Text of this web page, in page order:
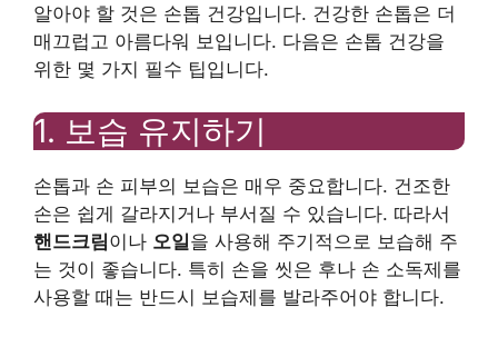
알아야 할 것은 손톱 건강입니다. 건강한 손톱은 더
매끄럽고 아름다워 보입니다. 다음은 손톱 건강을
위한 몇 가지 필수 팁입니다.
1. 보습 유지하기
손톱과 손 피부의 보습은 매우 중요합니다. 건조한
손은 쉽게 갈라지거나 부서질 수 있습니다. 따라서
핸드크림이나 오일을 사용해 주기적으로 보습해 주
는 것이 좋습니다. 특히 손을 씻은 후나 손 소독제를
사용할 때는 반드시 보습제를 발라주어야 합니다.